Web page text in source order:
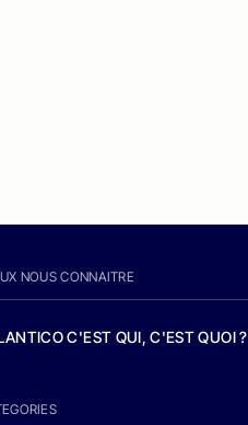
NOUS CONNAITRE
C'EST QUI, C'EST QUOI ?